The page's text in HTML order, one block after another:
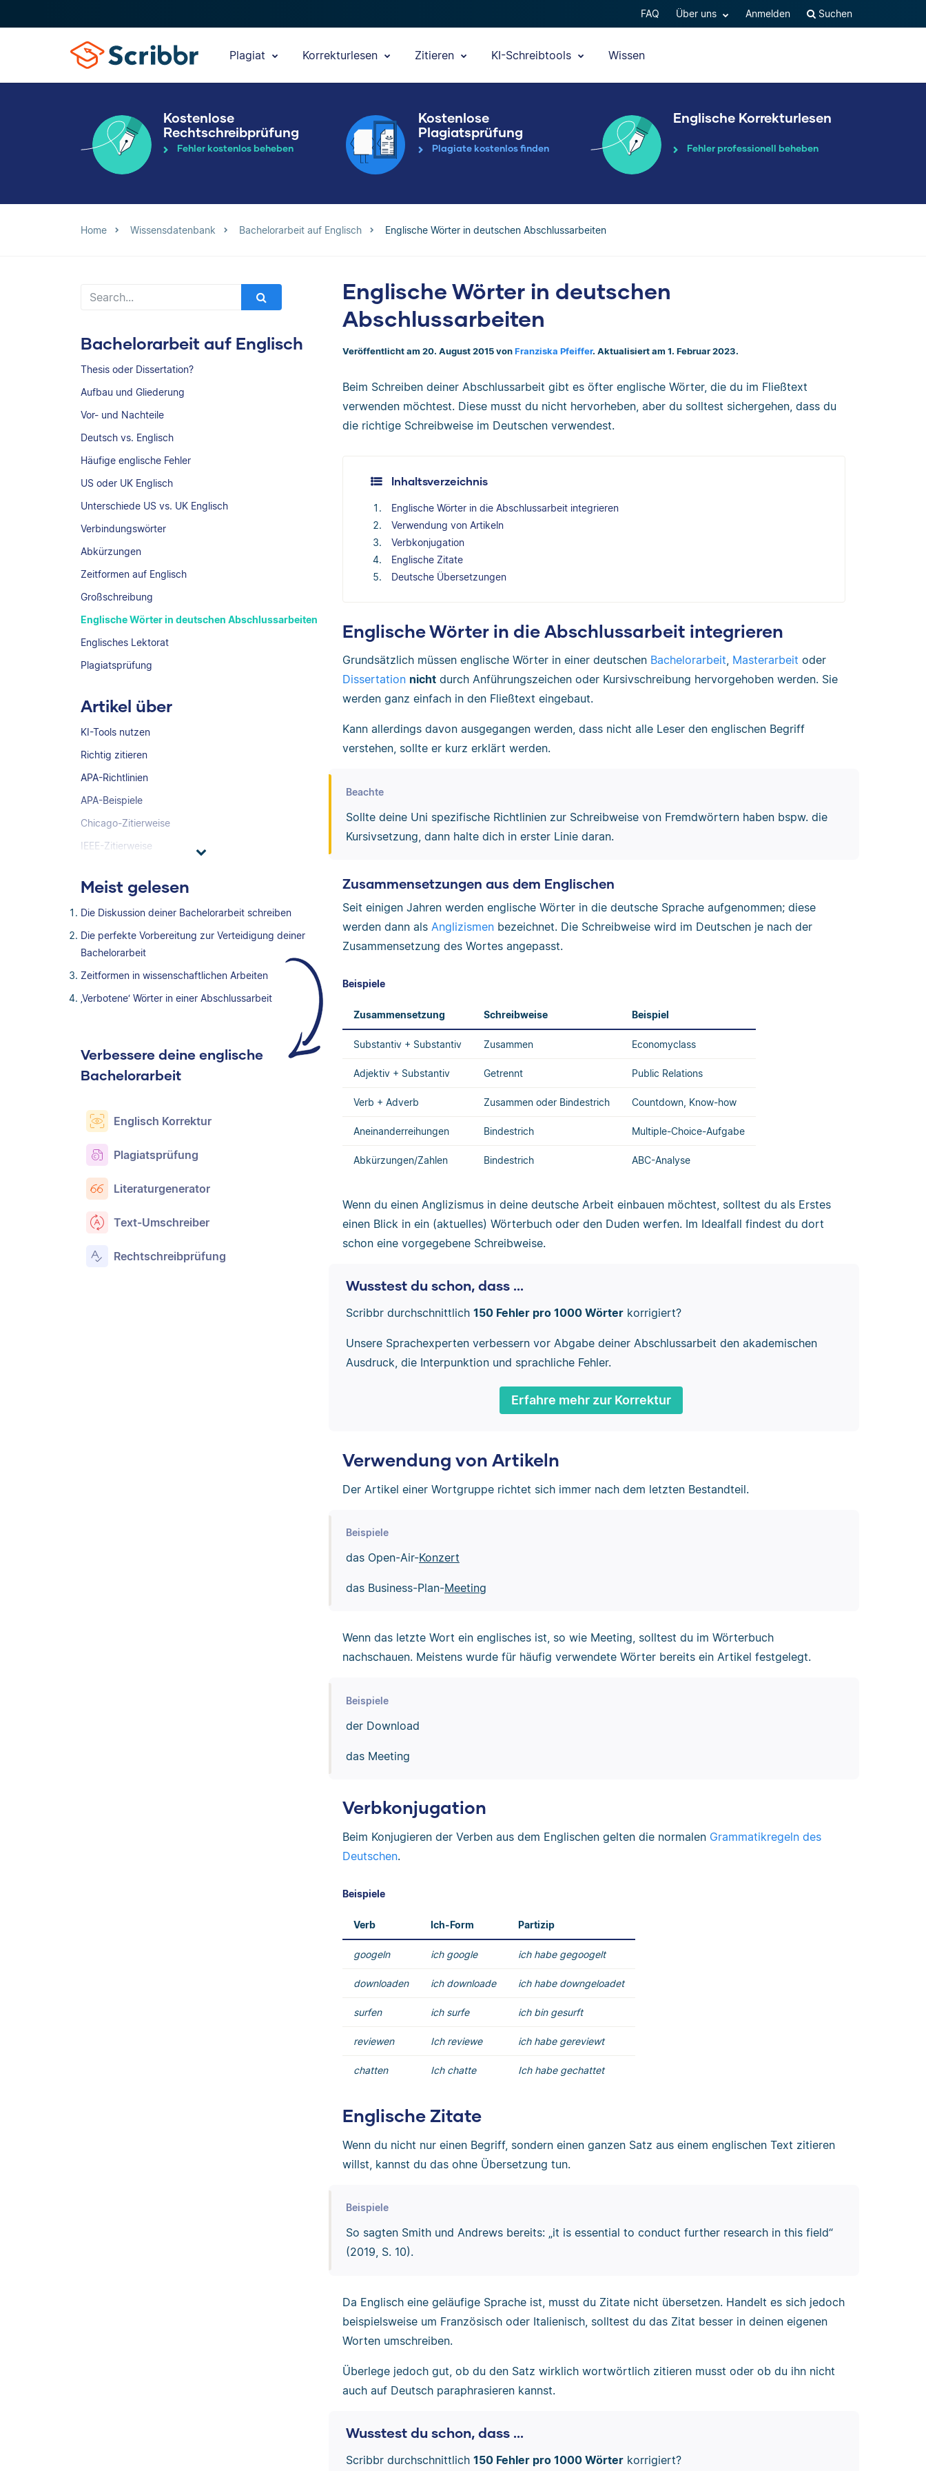
FAQ Über uns Anmelden Suchen
Plagiat Korrekturlesen Zitieren KI-Schreibtools Wissen
Kostenlose
Rechtschreibprüfung
Fehler kostenlos beheben
Kostenlose
Plagiatsprüfung
Plagiate kostenlos finden
Englische Korrekturlesen
Fehler professionell beheben
Home Wissensdatenbank Bachelorarbeit auf Englisch Englische Wörter in deutschen Abschlussarbeiten
Bachelorarbeit auf Englisch
Thesis oder Dissertation?
Aufbau und Gliederung
Vor- und Nachteile
Deutsch vs. Englisch
Häufige englische Fehler
US oder UK Englisch
Unterschiede US vs. UK Englisch
Verbindungswörter
Abkürzungen
Zeitformen auf Englisch
Großschreibung
Englische Wörter in deutschen Abschlussarbeiten
Englisches Lektorat
Plagiatsprüfung
Artikel über
KI-Tools nutzen
Richtig zitieren
APA-Richtlinien
APA-Beispiele
Chicago-Zitierweise
IEEE-Zitierweise
Meist gelesen
Die Diskussion deiner Bachelorarbeit schreiben
Die perfekte Vorbereitung zur Verteidigung deiner
Bachelorarbeit
Zeitformen in wissenschaftlichen Arbeiten
‚Verbotene‘ Wörter in einer Abschlussarbeit
Verbessere deine englische
Bachelorarbeit
Englisch Korrektur
Plagiatsprüfung
Literaturgenerator
Text-Umschreiber
Rechtschreibprüfung
Englische Wörter in deutschen
Abschlussarbeiten
Veröffentlicht am 20. August 2015 von Franziska Pfeiffer. Aktualisiert am 1. Februar 2023.
Beim Schreiben deiner Abschlussarbeit gibt es öfter englische Wörter, die du im Fließtext
verwenden möchtest. Diese musst du nicht hervorheben, aber du solltest sichergehen, dass du
die richtige Schreibweise im Deutschen verwendest.
Inhaltsverzeichnis
Englische Wörter in die Abschlussarbeit integrieren
Verwendung von Artikeln
Verbkonjugation
Englische Zitate
Deutsche Übersetzungen
Englische Wörter in die Abschlussarbeit integrieren
Grundsätzlich müssen englische Wörter in einer deutschen Bachelorarbeit, Masterarbeit oder
Dissertation nicht durch Anführungszeichen oder Kursivschreibung hervorgehoben werden. Sie
werden ganz einfach in den Fließtext eingebaut.
Kann allerdings davon ausgegangen werden, dass nicht alle Leser den englischen Begriff
verstehen, sollte er kurz erklärt werden.
Beachte
Sollte deine Uni spezifische Richtlinien zur Schreibweise von Fremdwörtern haben bspw. die
Kursivsetzung, dann halte dich in erster Linie daran.
Zusammensetzungen aus dem Englischen
Seit einigen Jahren werden englische Wörter in die deutsche Sprache aufgenommen; diese
werden dann als Anglizismen bezeichnet. Die Schreibweise wird im Deutschen je nach der
Zusammensetzung des Wortes angepasst.
Beispiele
Zusammensetzung Schreibweise Beispiel
Substantiv + Substantiv Zusammen Economyclass
Adjektiv + Substantiv Getrennt Public Relations
Verb + Adverb Zusammen oder Bindestrich Countdown, Know-how
Aneinanderreihungen Bindestrich Multiple-Choice-Aufgabe
Abkürzungen/Zahlen Bindestrich ABC-Analyse
Wenn du einen Anglizismus in deine deutsche Arbeit einbauen möchtest, solltest du als Erstes
einen Blick in ein (aktuelles) Wörterbuch oder den Duden werfen. Im Idealfall findest du dort
schon eine vorgegebene Schreibweise.
Wusstest du schon, dass ...
Scribbr durchschnittlich 150 Fehler pro 1000 Wörterkorrigiert?
Unsere Sprachexperten verbessern vor Abgabe deiner Abschlussarbeit den akademischen
Ausdruck, die Interpunktion und sprachliche Fehler.
Erfahre mehr zur Korrektur
Verwendung von Artikeln
Der Artikel einer Wortgruppe richtet sich immer nach dem letzten Bestandteil.
Beispiele
das Open-Air-Konzert
das Business-Plan-Meeting
Wenn das letzte Wort ein englisches ist, so wie Meeting, solltest du im Wörterbuch
nachschauen. Meistens wurde für häufig verwendete Wörter bereits ein Artikel festgelegt.
Beispiele
der Download
das Meeting
Verbkonjugation
Beim Konjugieren der Verben aus dem Englischen gelten die normalen Grammatikregeln des
Deutschen.
Beispiele
Verb Ich-Form Partizip
googeln ich google ich habe gegoogelt
downloaden ich downloade ich habe downgeloadet
surfen ich surfe ich bin gesurft
reviewen Ich reviewe ich habe gereviewt
chatten Ich chatte Ich habe gechattet
Englische Zitate
Wenn du nicht nur einen Begriff, sondern einen ganzen Satz aus einem englischen Text zitieren
willst, kannst du das ohne Übersetzung tun.
Beispiele
So sagten Smith und Andrews bereits: „it is essential to conduct further research in this field“
(2019, S. 10).
Da Englisch eine geläufige Sprache ist, musst du Zitate nicht übersetzen. Handelt es sich jedoch
beispielsweise um Französisch oder Italienisch, solltest du das Zitat besser in deinen eigenen
Worten umschreiben.
Überlege jedoch gut, ob du den Satz wirklich wortwörtlich zitieren musst oder ob du ihn nicht
auch auf Deutsch paraphrasieren kannst.
Wusstest du schon, dass ...
Scribbr durchschnittlich 150 Fehler pro 1000 Wörterkorrigiert?